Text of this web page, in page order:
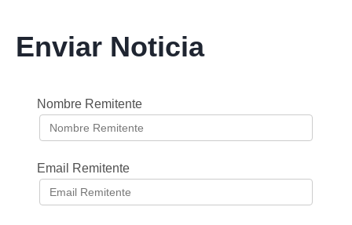
Enviar Noticia
Nombre Remitente
Email Remitente